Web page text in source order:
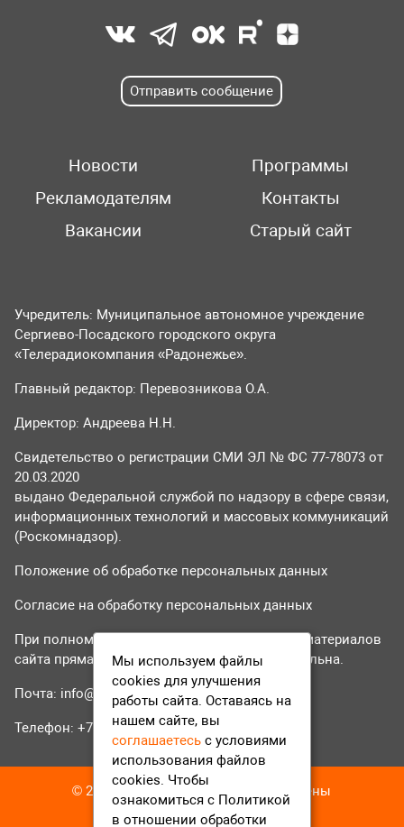
Отправить сообщение
Новости
Программы
Рекламодателям
Контакты
Вакансии
Старый сайт
Учредитель: Муниципальное автономное учреждение
Сергиево-Посадского городского округа
«Телерадиокомпания «Радонежье».
Главный редактор: Перевозникова О.А.
Директор: Андреева Н.Н.
Свидетельство о регистрации СМИ ЭЛ № ФС 77-78073 от
20.03.2020
выдано Федеральной службой по надзору в сфере связи,
информационных технологий и массовых коммуникаций
(Роскомнадзор).
Положение об обработке персональных данных
Согласие на обработку персональных данных
При полном или частичном использовании материалов
сайта прямая гиперссылка на tvr24.tv обязательна.
Почта: info@tvr24.tv
Телефон: +7 (496) 551-04-95
© 2016-2023 ТВР24 Все права защищены
Мы используем файлы
cookies для улучшения
работы сайта. Оставаясь на
нашем сайте, вы
соглашаетесь с условиями
использования файлов
cookies. Чтобы
ознакомиться с Политикой
в отношении обработки